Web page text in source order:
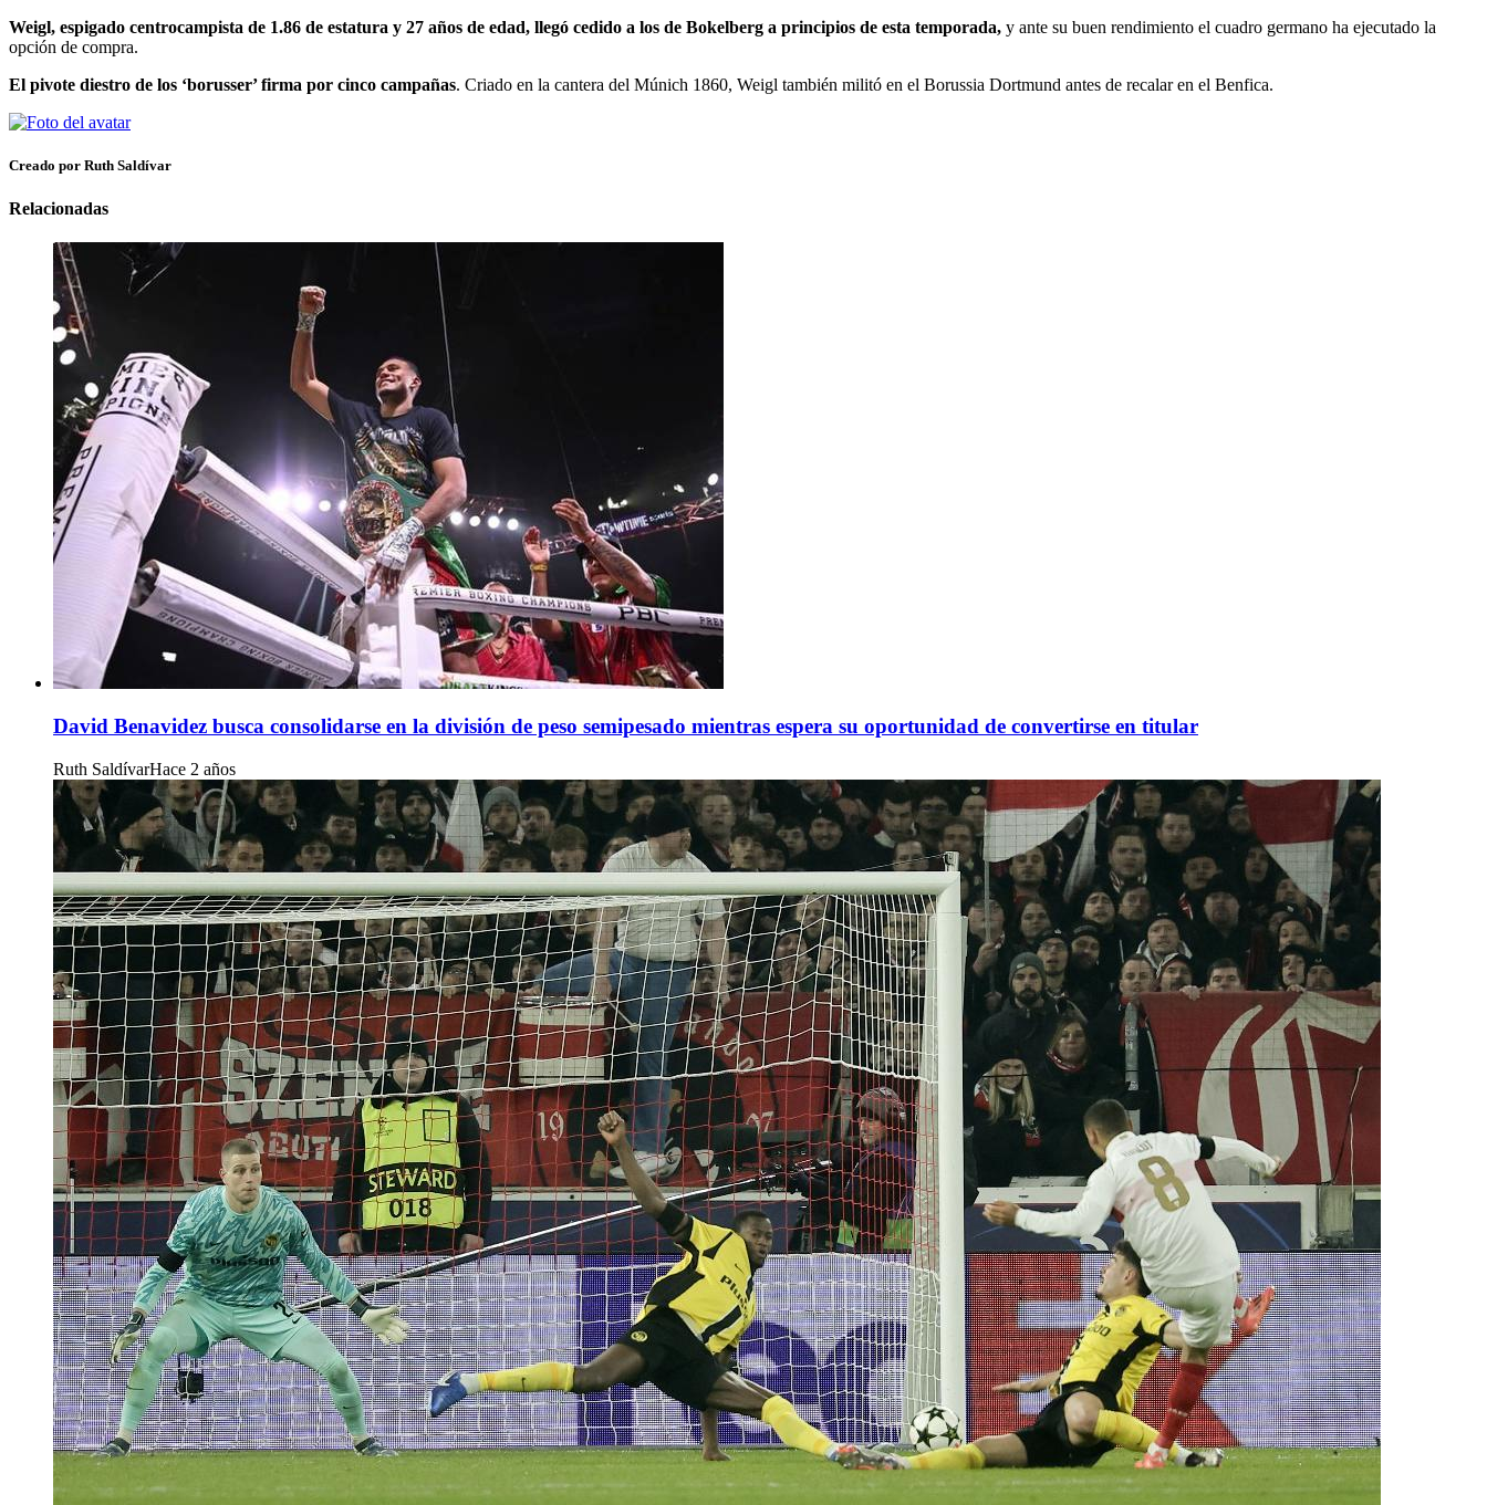
Weigl, espigado centrocampista de 1.86 de estatura y 27 años de edad, llegó cedido a los de Bokelberg a principios de esta temporada, y ante su buen rendimiento el cuadro germano ha ejecutado la
opción de compra.
El pivote diestro de los ‘borusser’ firma por cinco campañas. Criado en la cantera del Múnich 1860, Weigl también militó en el Borussia Dortmund antes de recalar en el Benfica.
Creado por Ruth Saldívar
Relacionadas
David Benavidez busca consolidarse en la división de peso semipesado mientras espera su oportunidad de convertirse en titular
Ruth SaldívarHace 2 años